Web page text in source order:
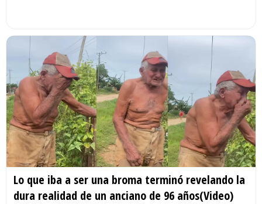
Lo que iba a ser una broma terminó revelando la
dura realidad de un anciano de 96 años(Video)